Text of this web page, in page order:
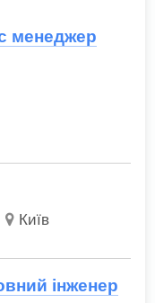
менеджер
Київ
інженер